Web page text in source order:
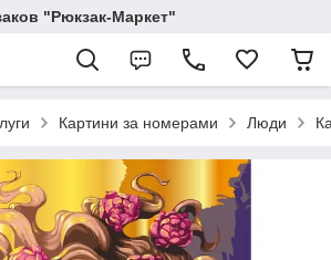
"Рюкзак-Маркет"
Картини за номерами Люди